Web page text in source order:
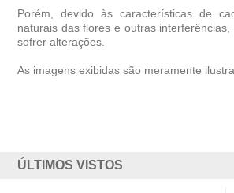
Porém, devido às características de
naturais das flores e outras
sofrer alterações.
As imagens exibidas são meramente
ÚLTIMOS VISTOS